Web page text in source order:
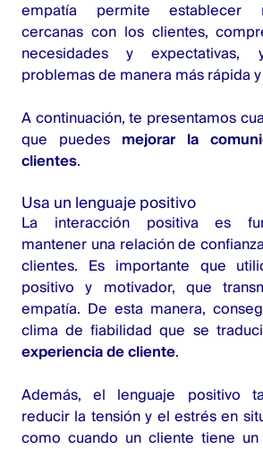
empatía permite establecer
cercanas con los clientes,
necesidades y
problemas de manera más rápida
A continuación, te presentamos
que puedes mejorar la
clientes.
Usa un lenguaje positivo
La interacción positiva es
mantener una relación de
clientes. Es importante que
positivo y motivador, que
empatía. De esta manera,
clima de fiabilidad que se
experiencia de cliente.
Además, el lenguaje positivo
reducir la tensión y el estrés en
como cuando un cliente tiene